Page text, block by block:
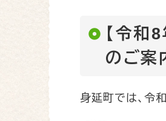
【令和
のご案
身延町では、令